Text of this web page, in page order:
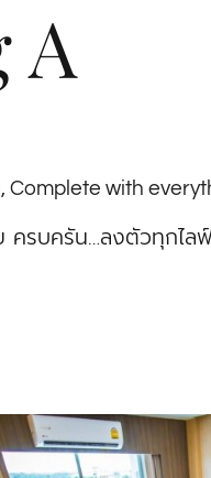
A
Complete with
ครบครัน…ลงตัวทุกไล